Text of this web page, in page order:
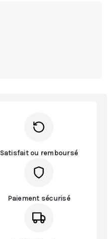
Satisfait ou remboursé
Paiement sécurisé